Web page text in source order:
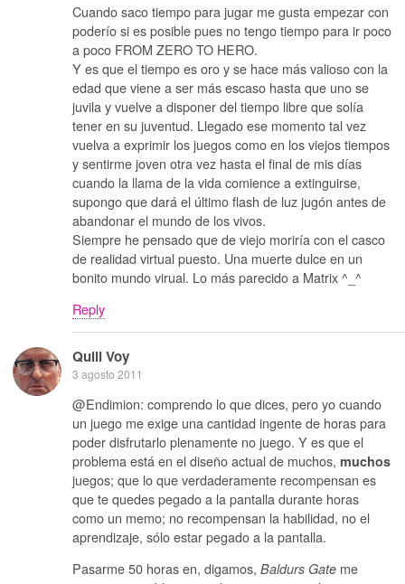
Cuando saco tiempo para jugar me gusta empezar con
poderío si es posible pues no tengo tiempo para ir poco
a poco FROM ZERO TO HERO.
Y es que el tiempo es oro y se hace más valioso con la
edad que viene a ser más escaso hasta que uno se
juvila y vuelve a disponer del tiempo libre que solía
tener en su juventud. Llegado ese momento tal vez
vuelva a exprimir los juegos como en los viejos tiempos
y sentirme joven otra vez hasta el final de mis días
cuando la llama de la vida comience a extinguirse,
supongo que dará el último flash de luz jugón antes de
abandonar el mundo de los vivos.
Siempre he pensado que de viejo moriría con el casco
de realidad virtual puesto. Una muerte dulce en un
bonito mundo virual. Lo más parecido a Matrix ^_^
Reply
Quill Voy
3 agosto 2011
@Endimion: comprendo lo que dices, pero yo cuando
un juego me exige una cantidad ingente de horas para
poder disfrutarlo plenamente no juego. Y es que el
problema está en el diseño actual de muchos, muchos
juegos; que lo que verdaderamente recompensan es
que te quedes pegado a la pantalla durante horas
como un memo; no recompensan la habilidad, no el
aprendizaje, sólo estar pegado a la pantalla.
Pasarme 50 horas en, digamos, Baldurs Gate me